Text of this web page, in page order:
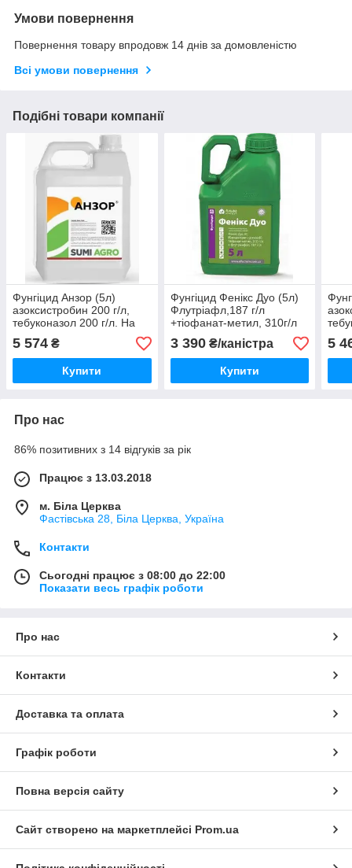
Умови повернення
Повернення товару впродовж 14 днів за домовленістю
Всі умови повернення
Подібні товари компанії
Фунгіцид Анзор (5л)
азоксистробин 200 г/л,
тебуконазол 200 г/л. На
сою, ріпак, соняшник,
оз.пшеницю
5 574 ₴
Купити
Фунгіцид Фенікс Дуо (5л)
Флутріафл,187 г/л
+тіофанат-метил, 310г/л
Пшениця, ячмінь, ріпак,
сою, горох, цук. буряк,
соняшник, рис
3 390₴/каністра
Купити
5
Про нас
86% позитивних з 14 відгуків за рік
Працює з 13.03.2018
м. Біла Церква
Фастівська 28, Біла Церква, Україна
Контакти
Сьогодні працює з 08:00 до 22:00
Показати весь графік роботи
Про нас
Контакти
Доставка та оплата
Графік роботи
Повна версія сайту
Сайт створено на маркетплейсі Prom.ua